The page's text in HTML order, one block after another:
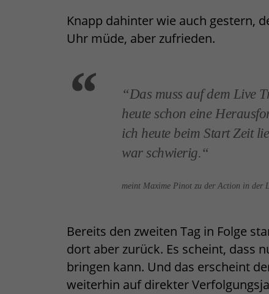
Knapp dahinter wie auch gestern,
Uhr müde, aber zufrieden.
“Das muss auf dem Live
heute schon eine
ich heute beim Start Zeit
war schwierig.“
meint Maxime Pinot zu der Action in der
Bereits den zweiten Tag in Folge
dort aber zurück. Es scheint, dass
bringen kann. Und das erscheint
weiterhin auf direkter